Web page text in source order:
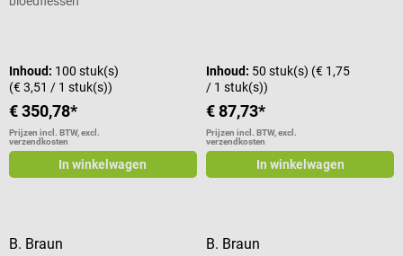
Inhoud: 100 stuk(s)
(€ 3,51 / 1 stuk(s))
€ 350,78*
Prijzen incl. BTW, excl.
verzendkosten
In winkelwagen
Inhoud: 50 stuk(s) (€ 1,75
/ 1 stuk(s))
€ 87,73*
Prijzen incl. BTW, excl.
verzendkosten
In winkelwagen
B. Braun B. Braun